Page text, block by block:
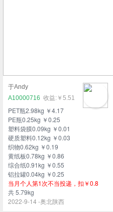
于Andy
A10000716
￥5.51
PET瓶2.98kg ￥4.17
PE瓶0.25kg ￥0.25
塑料袋膜0.09kg ￥0.01
硬质塑料0.12kg ￥0.03
织物0.62kg ￥0.19
黄纸板0.78kg ￥0.86
综合纸0.91kg ￥0.55
铝拉罐0.04kg ￥0.25
当月个人第1次不当投递，扣￥0.8
共 5.79kg
2022-9-14 -奥北陕西